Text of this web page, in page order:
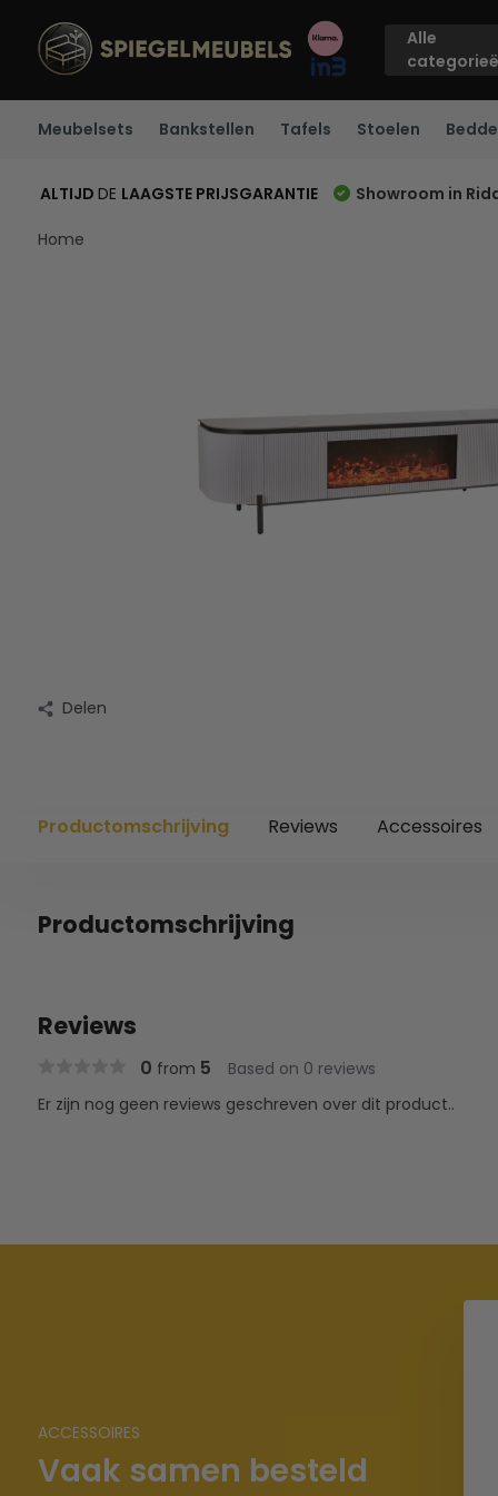
Alle
Meubelsets Bankstellen Tafels Stoelen
ALTIJD DE LAAGSTE PRIJSGARANTIE Showroom in
Home
Delen
Productomschrijving Reviews Accessoires
Productomschrijving
Reviews
0 from 5 Based on 0 reviews
Er zijn nog geen reviews geschreven over dit product..
ACCESSOIRES
Vaak samen besteld
Eettafel wit/zwart
Keramiek Dressoir